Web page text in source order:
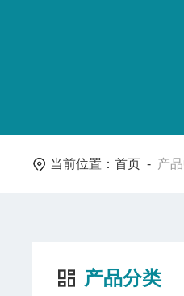
当前位置：首页 - 产
产品分类